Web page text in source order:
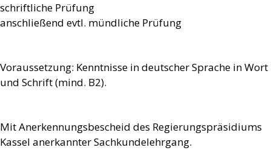
schriftliche Prüfung
anschließend evtl. mündliche Prüfung
Voraussetzung: Kenntnisse in deutscher Sprache in Wort
und Schrift (mind. B2).
Mit Anerkennungsbescheid des Regierungspräsidiums
Kassel anerkannter Sachkundelehrgang.